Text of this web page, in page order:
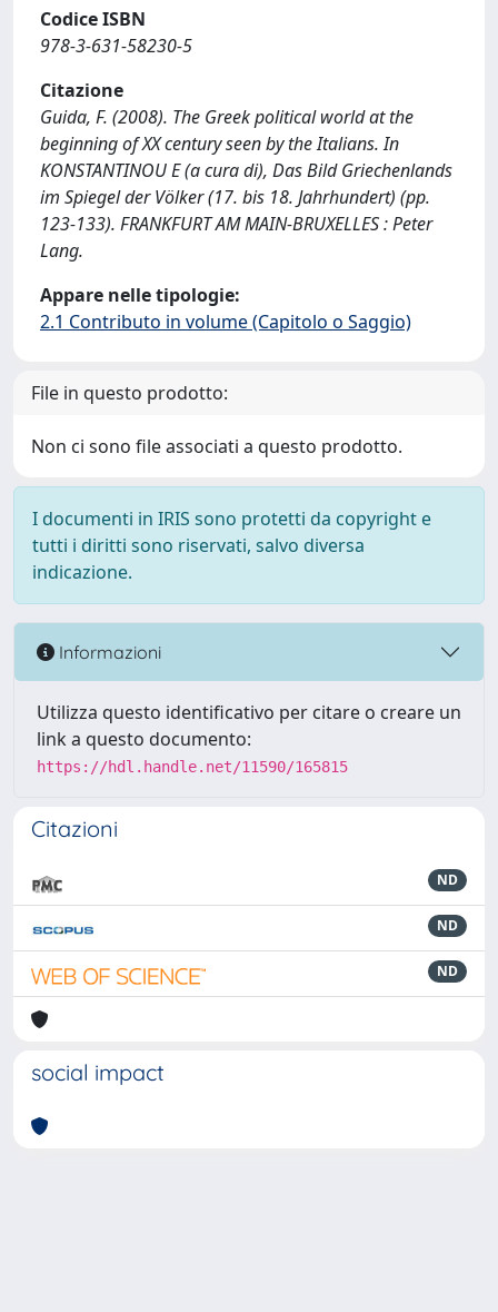
Codice ISBN
978-3-631-58230-5
Citazione
Guida, F. (2008). The Greek political world at the
beginning of XX century seen by the Italians. In
KONSTANTINOU E (a cura di), Das Bild Griechenlands
im Spiegel der Völker (17. bis 18. Jahrhundert) (pp.
123-133). FRANKFURT AM MAIN-BRUXELLES : Peter
Lang.
Appare nelle tipologie:
2.1 Contributo in volume (Capitolo o Saggio)
File in questo prodotto:
Non ci sono file associati a questo prodotto.
I documenti in IRIS sono protetti da copyright e
tutti i diritti sono riservati, salvo diversa
indicazione.
Informazioni
Utilizza questo identificativo per citare o creare un
link a questo documento:
https://hdl.handle.net/11590/165815
Citazioni
ND
ND
ND
social impact